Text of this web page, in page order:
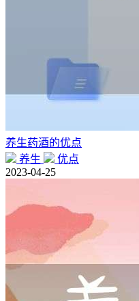
养生药酒的优点
养生
优点
2023-04-25